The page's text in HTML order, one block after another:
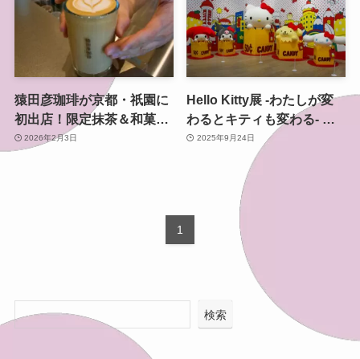
猿田彦珈琲が京都・祇園に
初出店！限定抹茶＆和菓子
で味わう祇園カフェの魅力
2026年2月3日
Hello Kitty展 -わたしが変
わるとキティも変わる- 京
都で9月25日から開催！
2025年9月24日
1
検索